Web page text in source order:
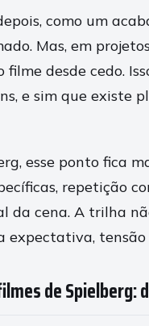
como um
Mas, em
desde cedo.
e sim que existe
esse ponto fica
repetição
da cena. A trilha
expectativa, tensão
de Spielberg: